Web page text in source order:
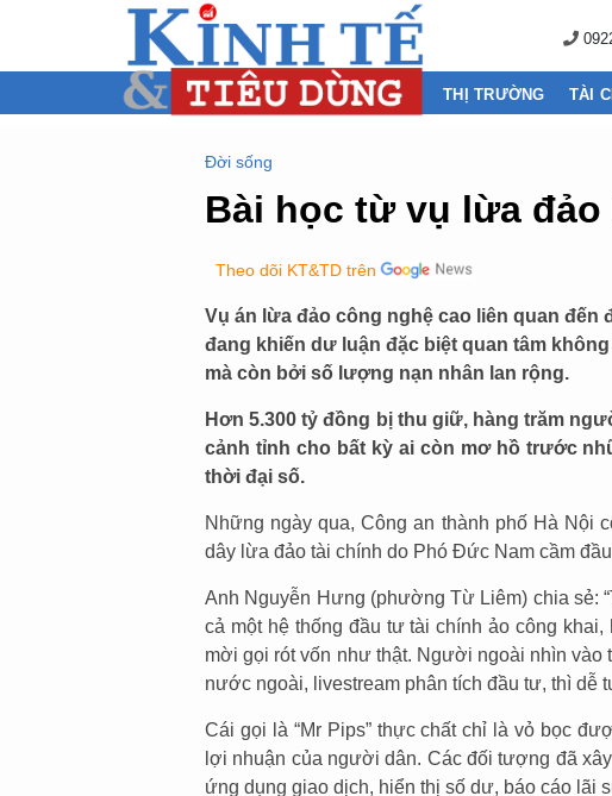
THỊ TRƯỜNG TÀI
Đời sống
Bài học từ vụ lừa đảo
Theo dõi KT&TD trên
Vụ án lừa đảo công nghệ cao liên quan
đang khiến dư luận đặc biệt quan tâm
mà còn bởi số lượng nạn nhân lan rộng.
Hơn 5.300 tỷ đồng bị thu giữ, hàng trăm
cảnh tỉnh cho bất kỳ ai còn mơ hồ trước
thời đại số.
Những ngày qua, Công an thành phố Hà Nội
dây lừa đảo tài chính do Phó Đức Nam cầm
Anh Nguyễn Hưng (phường Từ Liêm) chia sẻ:
cả một hệ thống đầu tư tài chính ảo công
mời gọi rót vốn như thật. Người ngoài nhìn vào
nước ngoài, livestream phân tích đầu tư, thì dễ
Cái gọi là “Mr Pips” thực chất chỉ là vỏ bọc
lợi nhuận của người dân. Các đối tượng đã
ứng dụng giao dịch, hiển thị số dư, báo cáo lãi